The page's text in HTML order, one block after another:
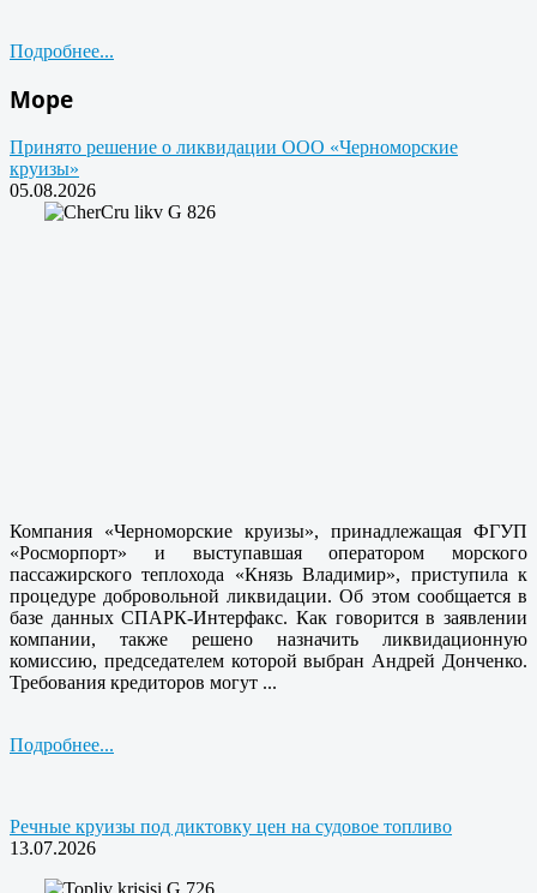
Подробнее...
Море
Принято решение о ликвидации ООО «Черноморские
круизы»
05.08.2026
Компания «Черноморские круизы», принадлежащая ФГУП
«Росморпорт» и выступавшая оператором морского
пассажирского теплохода «Князь Владимир», приступила к
процедуре добровольной ликвидации. Об этом сообщается в
базе данных СПАРК-Интерфакс. Как говорится в заявлении
компании, также решено назначить ликвидационную
комиссию, председателем которой выбран Андрей Донченко.
Требования кредиторов могут ...
Подробнее...
Речные круизы под диктовку цен на судовое топливо
13.07.2026